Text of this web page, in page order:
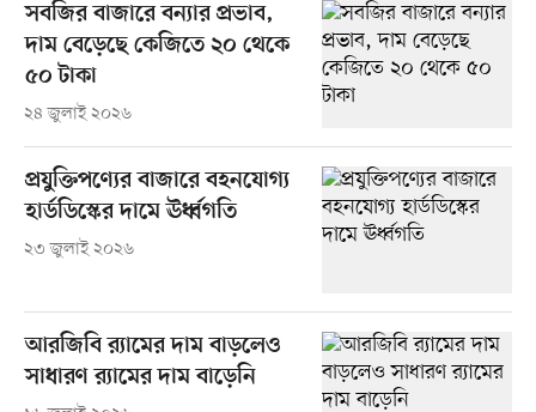
সবজির বাজারে বন্যার প্রভাব,
দাম বেড়েছে কেজিতে ২০ থেকে
৫০ টাকা
২৪ জুলাই ২০২৬
প্রযুক্তিপণ্যের বাজারে বহনযোগ্য
হার্ডডিস্কের দামে ঊর্ধ্বগতি
২৩ জুলাই ২০২৬
আরজিবি র‍্যামের দাম বাড়লেও
সাধারণ র‍্যামের দাম বাড়েনি